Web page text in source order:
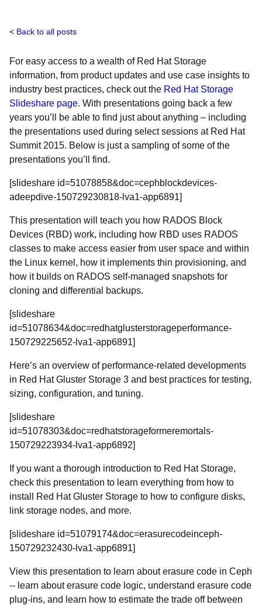
Back to all posts
For easy access to a wealth of Red Hat Storage
information, from product updates and use case insights to
industry best practices, check out the Red Hat Storage
Slideshare page. With presentations going back a few
years you’ll be able to find just about anything – including
the presentations used during select sessions at Red Hat
Summit 2015. Below is just a sampling of some of the
presentations you’ll find.
[slideshare id=51078858&doc=cephblockdevices-
adeepdive-150729230818-lva1-app6891]
This presentation will teach you how RADOS Block
Devices (RBD) work, including how RBD uses RADOS
classes to make access easier from user space and within
the Linux kernel, how it implements thin provisioning, and
how it builds on RADOS self-managed snapshots for
cloning and differential backups.
[slideshare
id=51078634&doc=redhatglusterstorageperformance-
150729225652-lva1-app6891]
Here’s an overview of performance-related developments
in Red Hat Gluster Storage 3 and best practices for testing,
sizing, configuration, and tuning.
[slideshare
id=51078303&doc=redhatstorageformeremortals-
150729223934-lva1-app6892]
If you want a thorough introduction to Red Hat Storage,
check this presentation to learn everything from how to
install Red Hat Gluster Storage to how to configure disks,
link storage nodes, and more.
[slideshare id=51079174&doc=erasurecodeinceph-
150729232430-lva1-app6891]
View this presentation to learn about erasure code in Ceph
-- learn about erasure code logic, understand erasure code
plug-ins, and learn how to estimate the trade off between